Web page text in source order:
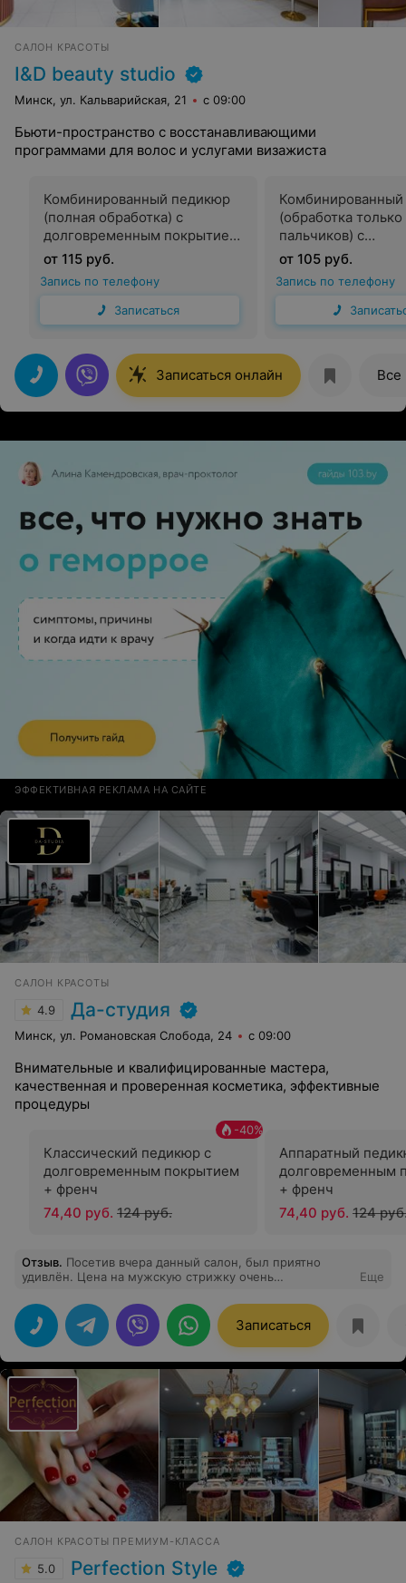
САЛОН КРАСОТЫ
I&D beauty studio
Минск, ул. Кальварийская, 21 с 09:00
Бьюти-пространство с восстанавливающими
программами для волос и услугами визажиста
Комбинированный педикюр
(полная обработка) с
долговременным покрытием
+ дизайн френч
от 115 руб.
Запись по телефону
Записаться
(обработка только
пальчиков) с
долговременным
+ дизайн френч
от 105 руб.
Запись по телефону
Записаться онлайн
ЭФФЕКТИВНАЯ РЕКЛАМА НА САЙТЕ
САЛОН КРАСОТЫ
4.9 Да-студия
Минск, ул. Романовская Слобода, 24 с 09:00
Внимательные и квалифицированные мастера,
качественная и проверенная косметика, эффективные
процедуры
Классический педикюр c
долговременным покрытием
+ френч
-40%
74,40 руб. 124 руб.
Аппаратный
долговременным
+ френч
74,40 руб. 124
Отзыв. Посетив вчера данный салон, был приятно
удивлён. Цена на мужскую стрижку очень
Еще
Записаться
САЛОН КРАСОТЫ ПРЕМИУМ-КЛАССА
5.0 Perfection Style